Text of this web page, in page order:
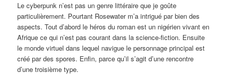
Le cyberpunk n’est pas un genre littéraire que je goûte
particulièrement. Pourtant Rosewater m’a intrigué par bien des
aspects. Tout d’abord le héros du roman est un nigérien vivant en
Afrique ce qui n’est pas courant dans la science-fiction. Ensuite
le monde virtuel dans lequel navigue le personnage principal est
créé par des spores. Enfin, parce qu’il s’agit d’une rencontre
d’une troisième type.